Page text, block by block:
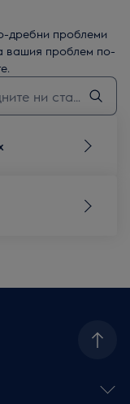
дребни проблеми
вашия проблем по-